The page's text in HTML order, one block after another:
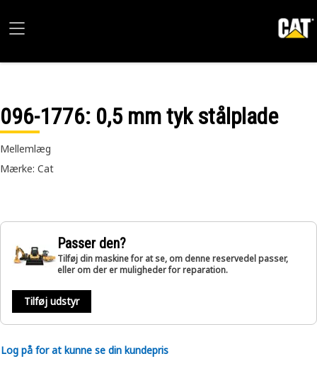
096-1776: 0,5 mm tyk stålplade
Mellemlæg
Mærke: Cat
Passer den?
Tilføj din maskine for at se, om denne reservedel passer,
eller om der er muligheder for reparation.
Tilføj udstyr
Log på for at kunne se din kundepris